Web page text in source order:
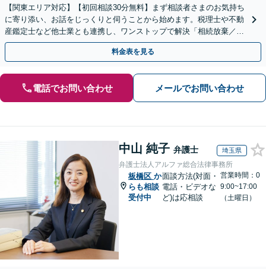
【関東エリア対応】【初回相談30分無料】まず相談者さまのお気持ち
に寄り添い、お話をじっくりと伺うことから始めます。税理士や不動
産鑑定士など他士業とも連携し、ワンストップで解決「相続放棄／遺
言書作成／遺留分侵害額請求／使い込み・寄与分など」
料金表を見る
電話でお問い合わせ メールでお問い合わせ
中山 純子 弁護士 埼玉県
弁護士法人アルファ総合法律事務所
板橋区 か
らも相談
受付中
面談方法(対面・
電話・ビデオな
ど)は応相談
営業時間：0
9:00~17:00
（土曜日）